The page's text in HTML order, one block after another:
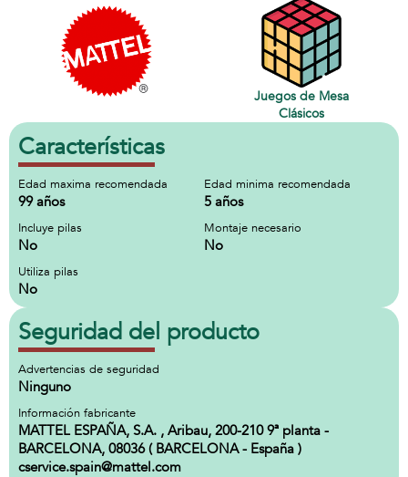
Juegos de Mesa
Clásicos
Características
Edad maxima recomendada
99 años
Edad minima recomendada
5 años
Incluye pilas
No
Montaje necesario
No
Utiliza pilas
No
Seguridad del producto
Advertencias de seguridad
Ninguno
Información fabricante
MATTEL ESPAÑA, S.A. , Aribau, 200-210 9ª planta -
BARCELONA, 08036 ( BARCELONA - España )
cservice.spain@mattel.com